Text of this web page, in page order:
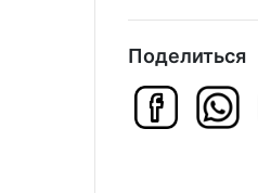
Поделиться